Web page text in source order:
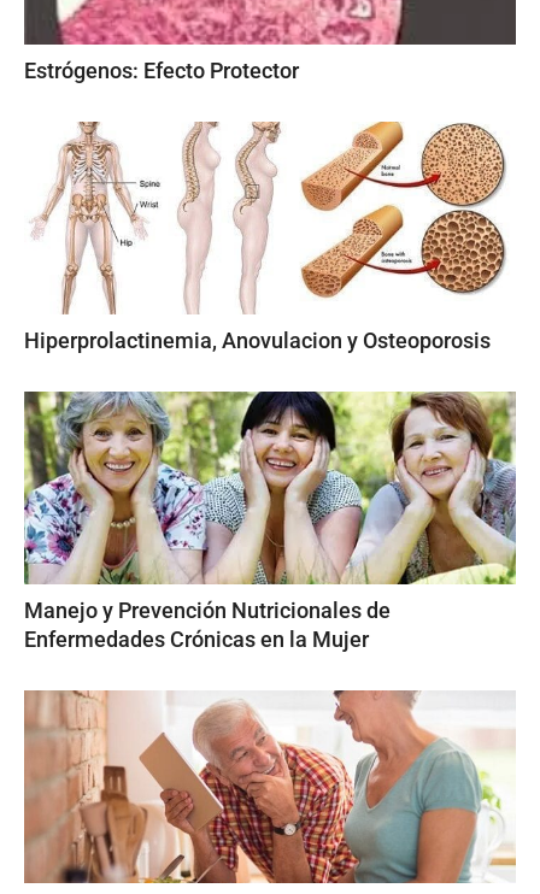
Estrógenos: Efecto Protector
Hiperprolactinemia, Anovulacion y Osteoporosis
Manejo y Prevención Nutricionales de
Enfermedades Crónicas en la Mujer